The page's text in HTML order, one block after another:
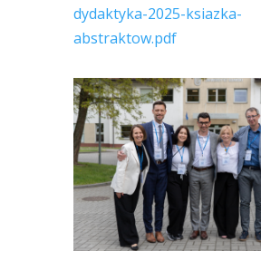
dydaktyka-2025-ksiazka-
abstraktow.pdf